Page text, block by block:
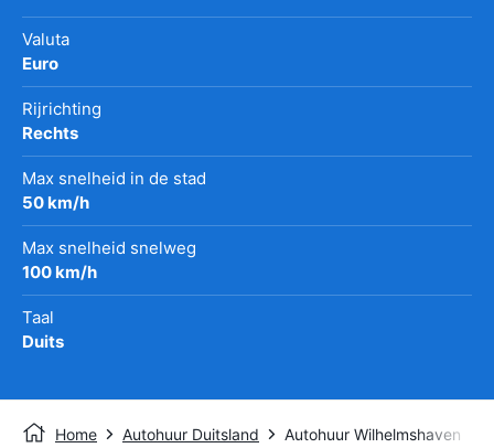
Valuta
Euro
Rijrichting
Rechts
Max snelheid in de stad
50 km/h
Max snelheid snelweg
100 km/h
Taal
Duits
Home Autohuur Duitsland Autohuur Wilhelmshaven